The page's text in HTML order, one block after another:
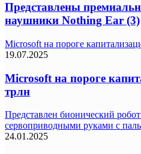
Представлены
наушники Nothing Ear (3)
Microsoft на пороге
19.07.2025
Microsoft на пороге
трлн
Представлен бионический
сервоприводными руками с
24.01.2025